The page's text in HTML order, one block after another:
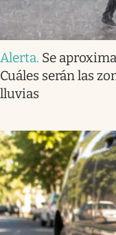
Alerta. Se
Cuáles serán las
lluvias